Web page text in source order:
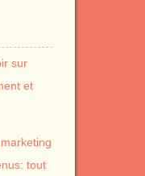
sur
et
tout